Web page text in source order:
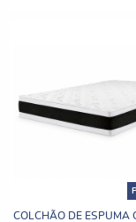
COLCHÃO DE ESPUMA